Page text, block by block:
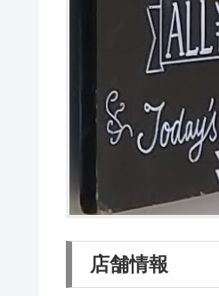
店舗情報